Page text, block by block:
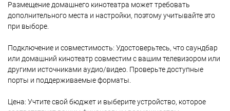
Размещение домашнего кинотеатра может требовать
дополнительного места и настройки, поэтому учитывайте это
при выборе.
Подключение и совместимость: Удостоверьтесь, что саундбар
или домашний кинотеатр совместим с вашим телевизором или
другими источниками аудио/видео. Проверьте доступные
порты и поддерживаемые форматы.
Цена: Учтите свой бюджет и выберите устройство, которое